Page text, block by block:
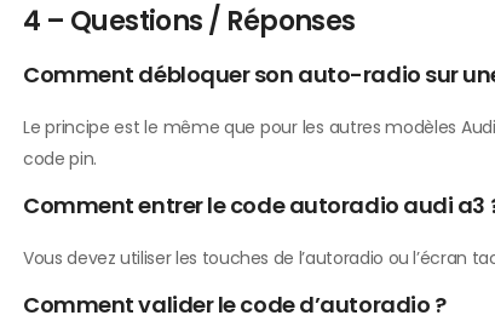
4 – Questions / Réponses
Comment débloquer son auto-radio sur
Le principe est le même que pour les autres modèles
code pin.
Comment entrer le code autoradio audi a3
Vous devez utiliser les touches de l’autoradio ou l’écran
Comment valider le code d’autoradio ?